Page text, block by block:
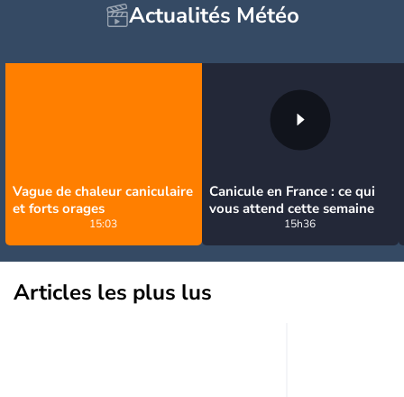
Actualités Météo
Vague de chaleur caniculaire
et forts orages
15:03
Canicule en France : ce qui
vous attend cette semaine
15h36
Articles les plus lus